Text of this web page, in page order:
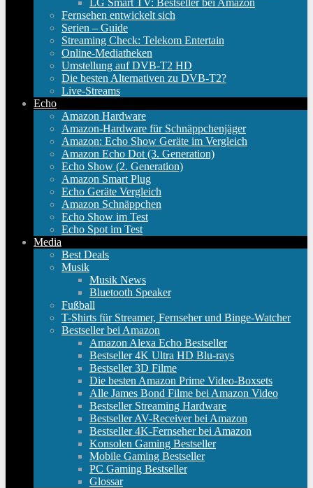
LG Smart TV: Bestseller bei Amazon
Fernsehen entwickelt sich
Serien – Guide
Streaming Check: Telekom Entertain
Online-Mediatheken
Umstellung auf DVB-T2 HD
Die besten Alternativen zu DVB-T2?
Live-Streams
Echo
Amazon Hardware
Amazon-Hardware für Schnäppchenjäger
Amazon: Echo Show Geräte im Vergleich
Amazon Echo Dot (3. Generation)
Echo Show (2. Generation)
Amazon Smart Plug
Echo Geräte Vergleich
Amazon Schnäppchen
Echo Show im Test
Echo Spot im Test
Media
Best Deals
Musik
Musik News
Bluetooth Speaker
Fußball
T-Shirts für Streamer, Fernseher und Binge-Watcher
Bestseller bei Amazon
Amazon Alexa Echo Bestseller
Bestseller 4K Ultra HD Blu-rays
Bestseller 3D Filme
Die besten Amazon Prime Video-Boxsets
Alle James Bond Filme bei Amazon Video
Bestseller Streaming Hardware
Bestseller AV-Receiver bei Amazon
Bestseller 4K-Fernseher bei Amazon
Konsolen Gaming Bestseller
Mobile Gaming Bestseller
PC Gaming Bestseller
Glossar